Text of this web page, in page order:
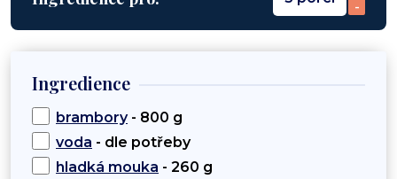
-
Ingredience
brambory- 800 g
voda - dle potřeby
hladká mouka - 260 g